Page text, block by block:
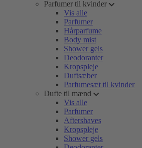
Parfumer til kvinder
Vis alle
Parfumer
Hårparfume
Body mist
Shower gels
Deodoranter
Kropspleje
Duftsæber
Parfumesæt til kvinder
Dufte til mænd
Vis alle
Parfumer
Aftershaves
Kropspleje
Shower gels